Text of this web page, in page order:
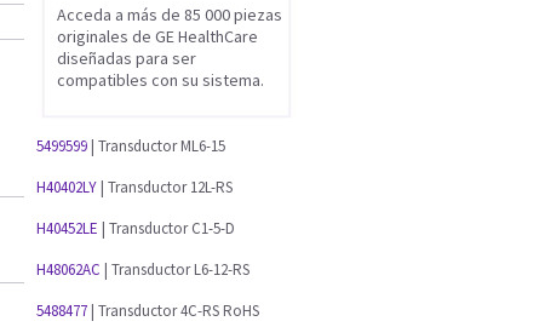
Acceda a más de 85 000 piezas
originales de GE HealthCare
diseñadas para ser
compatibles con su sistema.
5499599 | Transductor ML6-15
H40402LY | Transductor 12L-RS
H40452LE | Transductor C1-5-D
H48062AC | Transductor L6-12-RS
5488477 | Transductor 4C-RS RoHS